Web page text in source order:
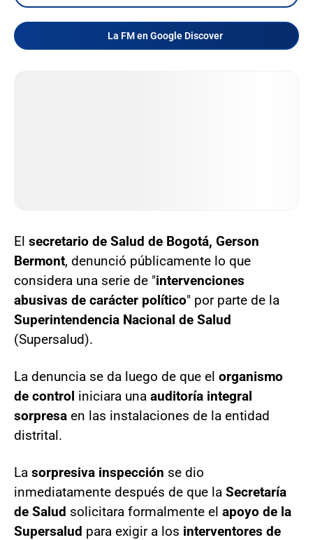
La FM en Google Discover
El secretario de Salud de Bogotá, Gerson
Bermont, denunció públicamente lo que
considera una serie de "intervenciones
abusivas de carácter político" por parte de la
Superintendencia Nacional de Salud
(Supersalud).
La denuncia se da luego de que el organismo
de control iniciara una auditoría integral
sorpresa en las instalaciones de la entidad
distrital.
La sorpresiva inspección se dio
inmediatamente después de que la Secretaría
de Salud solicitara formalmente el apoyo de la
Supersalud para exigir a los interventores de